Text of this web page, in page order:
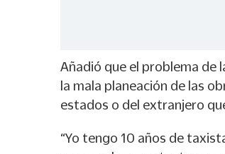
Añadió que el problema de
la mala planeación de las
estados o del extranjero
“Yo tengo 10 años de